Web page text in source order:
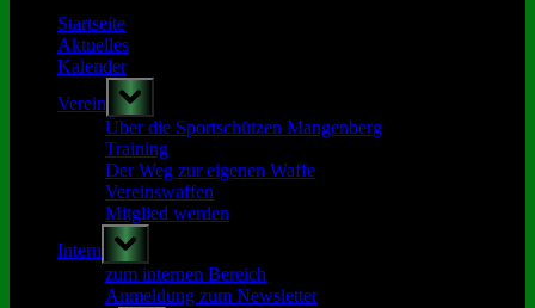
Startseite
Aktuelles
Kalender
Verein
Toggle
sub-
menu
Über die Sportschützen Mangenberg
Training
Der Weg zur eigenen Waffe
Vereinswaffen
Mitglied werden
Intern
Toggle
sub-
menu
zum internen Bereich
Anmeldung zum Newsletter